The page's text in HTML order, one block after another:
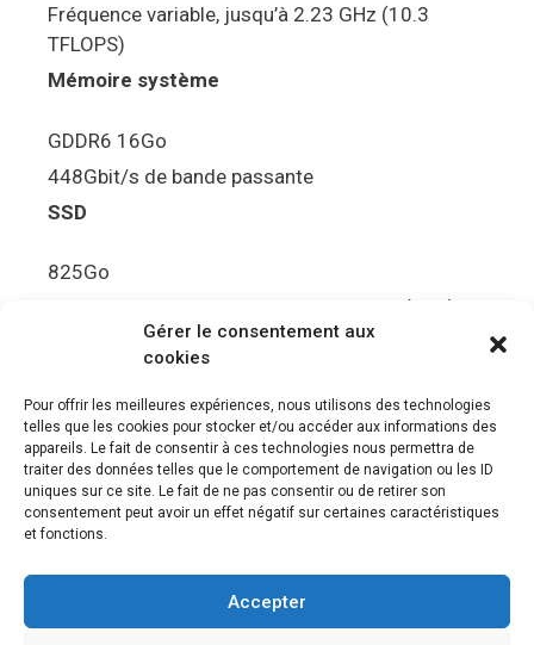
Gérer le consentement aux
cookies
Pour offrir les meilleures expériences, nous utilisons des technologies
telles que les cookies pour stocker et/ou accéder aux informations des
appareils. Le fait de consentir à ces technologies nous permettra de
traiter des données telles que le comportement de navigation ou les ID
uniques sur ce site. Le fait de ne pas consentir ou de retirer son
consentement peut avoir un effet négatif sur certaines caractéristiques
et fonctions.
Accepter
Fréquence variable, jusqu’à 2.23 GHz (10.3
TFLOPS)
Mémoire système
GDDR6 16Go
448Gbit/s de bande passante
SSD
825Go
5.5Gbit/s de bande passante en lecture (Brut)
Disque de jeu PS5
Ultra HD Blu-ray™, jusqu’à 100Go/disque
Sortie vidéo
Compatibilité avec les téléviseurs 4K 120Hz et
8K, VRR (spécification HDMI v. 2.1)
“Tempest” 3D AudioTec